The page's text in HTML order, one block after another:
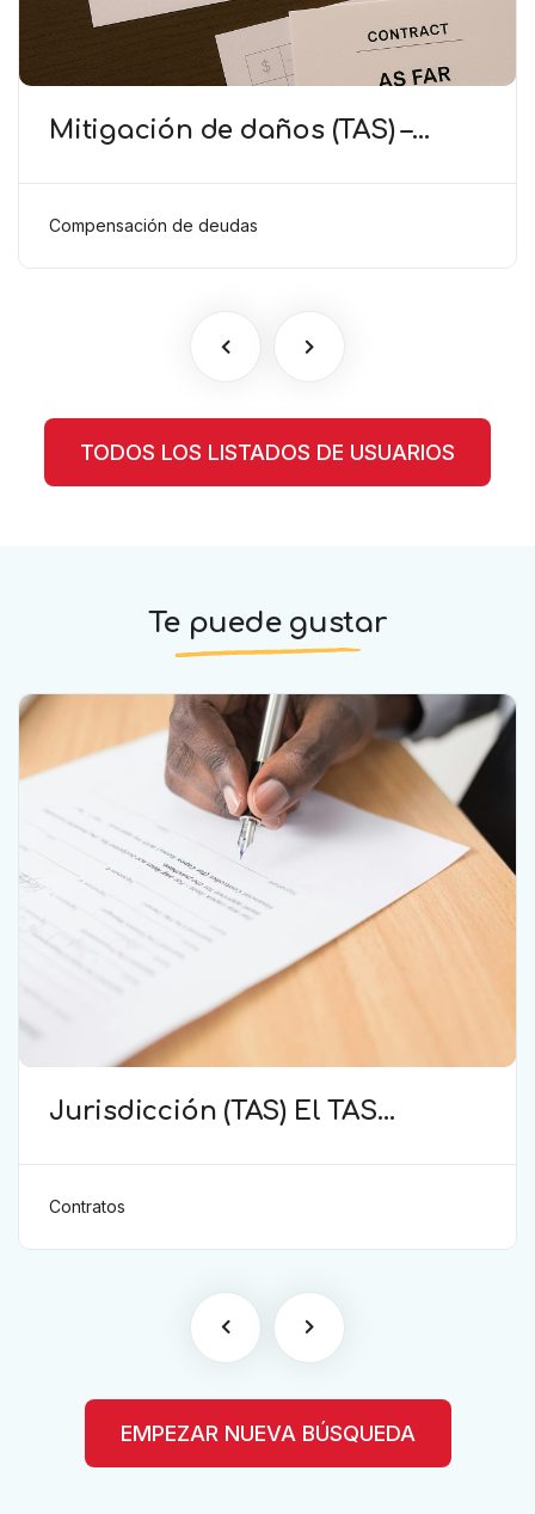
Mitigación de daños (TAS) –
comprobados según el artículo
6(2)(b) del Anexo 2 RSTP FIFA
Compensación de deudas
TODOS LOS LISTADOS DE USUARIOS
Te puede gustar
Jurisdicción (TAS) El TAS
cláusula de sumisión
jurisdiccional en el contrato del
Contratos
EMPEZAR NUEVA BÚSQUEDA